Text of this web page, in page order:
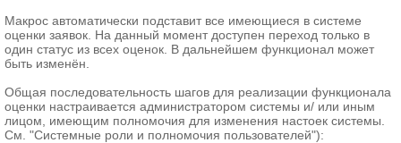
Макрос автоматически подставит все имеющиеся в системе
оценки заявок. На данный момент доступен переход только в
один статус из всех оценок. В дальнейшем функционал может
быть изменён.
Общая последовательность шагов для реализации функционала
оценки настраивается администратором системы и/ или иным
лицом, имеющим полномочия для изменения настоек системы.
См. "Системные роли и полномочия пользователей"):